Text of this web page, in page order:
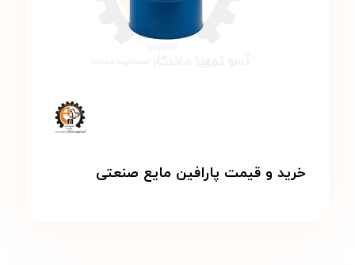
خرید و قیمت پارافین مایع صنعتی